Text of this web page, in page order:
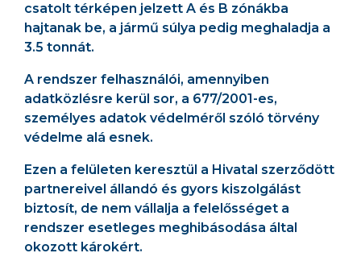
csatolt térképen jelzett A és B zónákba
hajtanak be, a jármű súlya pedig meghaladja a
3.5 tonnát.
A rendszer felhasználói, amennyiben
adatközlésre kerül sor, a 677/2001-es,
személyes adatok védelméről szóló törvény
védelme alá esnek.
Ezen a felületen keresztül a Hivatal szerződött
partnereivel állandó és gyors kiszolgálást
biztosít, de nem vállalja a felelősséget a
rendszer esetleges meghibásodása által
okozott károkért.